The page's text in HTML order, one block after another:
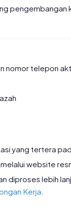
pengembangan
nomor telepon
yang tertera
website
diproses lebih
Kerja